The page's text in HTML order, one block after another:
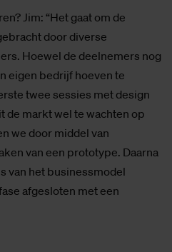
Jim: “Het gaat om de
door diverse
Hoewel de deelnemers nog
eigen bedrijf hoeven te
twee sessies met design
de markt wel te wachten op
we door middel van
van een prototype. Daarna
van het businessmodel
afgesloten met een